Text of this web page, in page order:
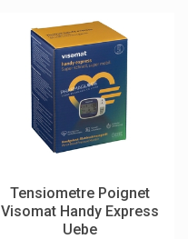
Tensiometre Poignet
Visomat Handy Express
Uebe